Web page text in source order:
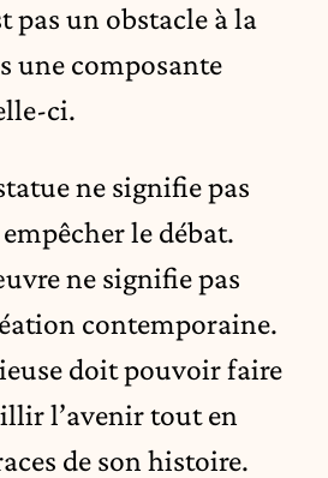
pas un obstacle à la
une composante
ci.
ne signifie pas
le débat.
ne signifie pas
contemporaine.
doit pouvoir faire
l’avenir tout en
de son histoire.